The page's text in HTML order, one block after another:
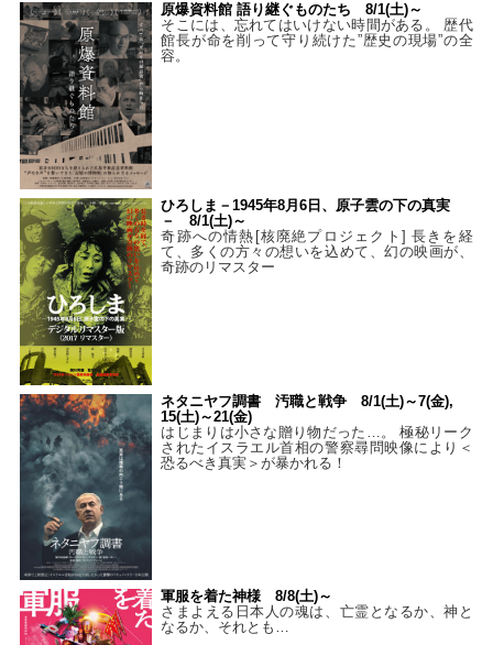
原爆資料館 語り継ぐものたち 8/1(土)～
そこには、忘れてはいけない時間がある。 歴代
館長が命を削って守り続けた”歴史の現場”の全
容。
ひろしま－1945年8月6日、原子雲の下の真実
－ 8/1(土)～
奇跡への情熱[核廃絶プロジェクト] 長きを経
て、多くの方々の想いを込めて、幻の映画が、
奇跡のリマスター
ネタニヤフ調書 汚職と戦争 8/1(土)～7(金),
15(土)～21(金)
はじまりは小さな贈り物だった…。 極秘リーク
されたイスラエル首相の警察尋問映像により＜
恐るべき真実＞が暴かれる！
軍服を着た神様 8/8(土)～
さまよえる日本人の魂は、亡霊となるか、神と
なるか、それとも…